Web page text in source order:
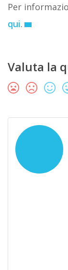
Per
qui.
Valuta la